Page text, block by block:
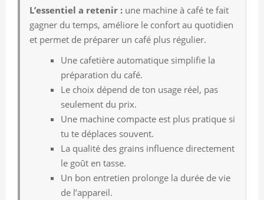
L’essentiel a retenir : une machine à café te fait
gagner du temps, améliore le confort au quotidien
et permet de préparer un café plus régulier.
Une cafetière automatique simplifie la
préparation du café.
Le choix dépend de ton usage réel, pas
seulement du prix.
Une machine compacte est plus pratique si
tu te déplaces souvent.
La qualité des grains influence directement
le goût en tasse.
Un bon entretien prolonge la durée de vie
de l’appareil.